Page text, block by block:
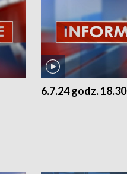
6.7.24 godz. 18.30